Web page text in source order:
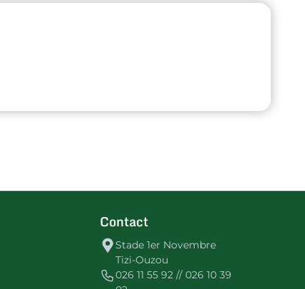
Contact
Stade 1er Novembre
Tizi-Ouzou
026 11 55 92 // 026 10 39